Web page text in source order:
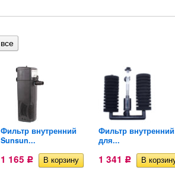
Фильтр внутренний
Sunsun...
1 165 Р
Фильтр внутренний
для...
1 341 Р